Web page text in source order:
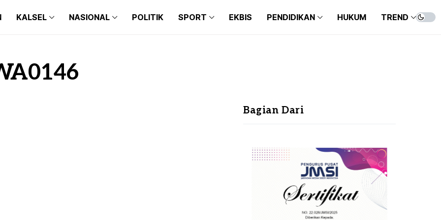
KALSEL NASIONAL POLITIK SPORT EKBIS PENDIDIKAN HUKUM TREND
Bagian Dari